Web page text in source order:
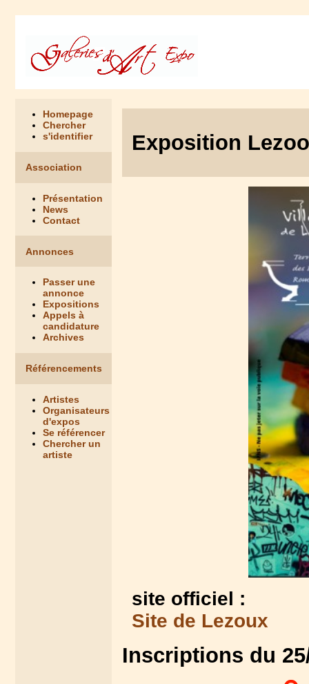
Homepage
Chercher
s'identifier
Association
Présentation
News
Contact
Annonces
Passer une
annonce
Expositions
Appels à
candidature
Archives
Référencements
Artistes
Organisateurs
d'expos
Se référencer
Chercher un
artiste
Exposition
site officiel :
Site de Lezoux
Inscriptions du